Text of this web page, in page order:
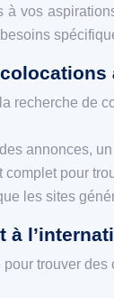
vos
recherche de
annonces,
pour
les sites
à
trouver